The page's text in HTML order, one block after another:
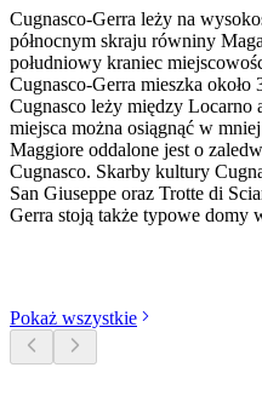
Cugnasco-Gerra leży na
północnym skraju równiny
południowy kraniec
Cugnasco-Gerra mieszka
Cugnasco leży między Locarno
miejsca można osiągnąć w
Maggiore oddalone jest o
Cugnasco. Skarby kultury
San Giuseppe oraz Trotte di
Gerra stoją także typowe domy
Pokaż wszystkie